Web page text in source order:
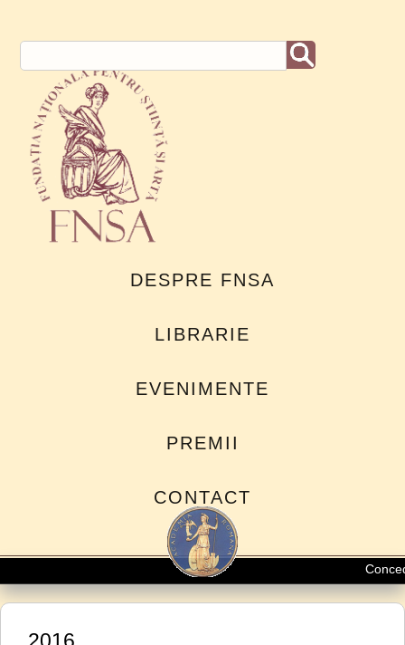
DESPRE FNSA
LIBRARIE
EVENIMENTE
PREMII
CONTACT